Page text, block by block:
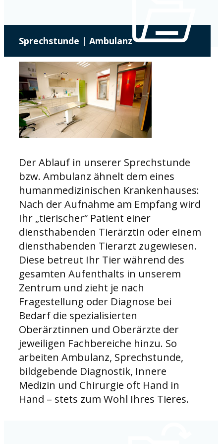
Sprechstunde | Ambulanz
Der Ablauf in unserer Sprechstunde
bzw. Ambulanz ähnelt dem eines
humanmedizinischen Krankenhauses:
Nach der Aufnahme am Empfang wird
Ihr „tierischer“ Patient einer
diensthabenden Tierärztin oder einem
diensthabenden Tierarzt zugewiesen.
Diese betreut Ihr Tier während des
gesamten Aufenthalts in unserem
Zentrum und zieht je nach
Fragestellung oder Diagnose bei
Bedarf die spezialisierten
Oberärztinnen und Oberärzte der
jeweiligen Fachbereiche hinzu. So
arbeiten Ambulanz, Sprechstunde,
bildgebende Diagnostik, Innere
Medizin und Chirurgie oft Hand in
Hand – stets zum Wohl Ihres Tieres.